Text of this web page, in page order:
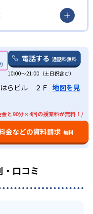
ら指導
る。ノートの形式に
書き人は生徒に合わ
を学ぶことで、生徒
試験情報に基づいた
おすすめ
のテスト傾向を把握
握した上で、情報を
人ひとり異なる成績
題演習を行っている
におすすめ
は、オリジナルのノ
は、解き直し専用ノ
けで自分の苦手を確
も、オリジナルノー
導では、授業を一回
まま進んでしまうこ
んでも、振替授業を
やテキストを変更す
ある？
変更される可能性が
、大学生、フリータ
格実績を載せていな
の校舎へ資料請求し
電話する 通話料無料
10:00〜21:00（土日祝含む）
はらビル ２Ｆ 地図を見
金と90分×4回の授業料が無料！/
金などの資料請求 無料
口コミ